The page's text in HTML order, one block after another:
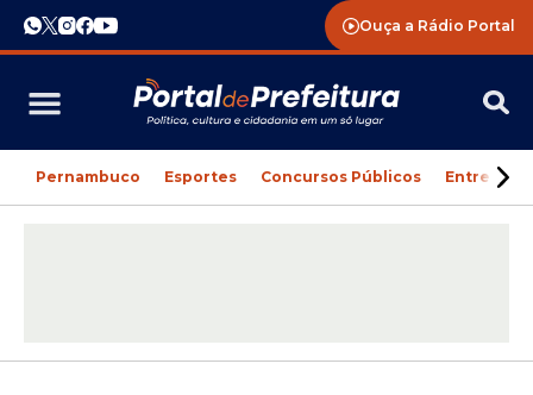
Ouça a Rádio Portal
Pernambuco Esportes Concursos Públicos